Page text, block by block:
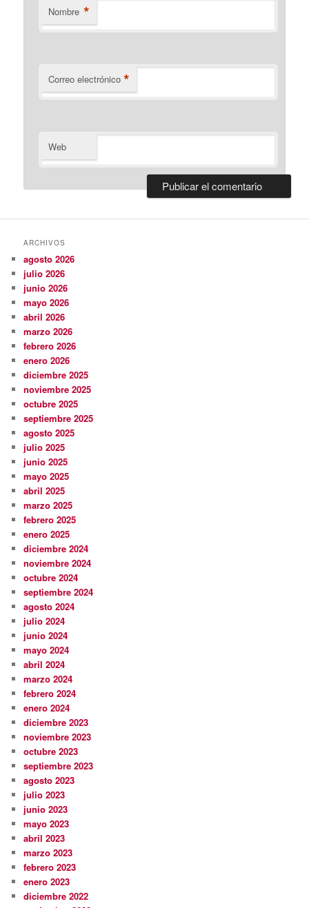
Nombre *
Correo electrónico *
Web
ARCHIVOS
agosto 2026
julio 2026
junio 2026
mayo 2026
abril 2026
marzo 2026
febrero 2026
enero 2026
diciembre 2025
noviembre 2025
octubre 2025
septiembre 2025
agosto 2025
julio 2025
junio 2025
mayo 2025
abril 2025
marzo 2025
febrero 2025
enero 2025
diciembre 2024
noviembre 2024
octubre 2024
septiembre 2024
agosto 2024
julio 2024
junio 2024
mayo 2024
abril 2024
marzo 2024
febrero 2024
enero 2024
diciembre 2023
noviembre 2023
octubre 2023
septiembre 2023
agosto 2023
julio 2023
junio 2023
mayo 2023
abril 2023
marzo 2023
febrero 2023
enero 2023
diciembre 2022